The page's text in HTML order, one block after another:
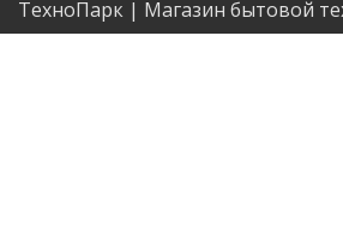
ТехноПарк | Магазин бытовой